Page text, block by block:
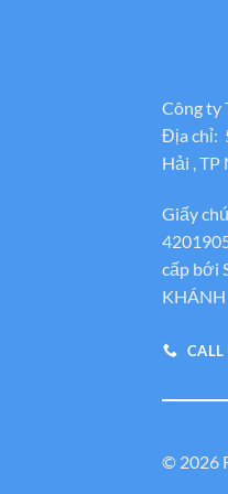
Công ty
Địa chỉ:
Hải , TP
Giấy
cấp bới
CALL
© 2026